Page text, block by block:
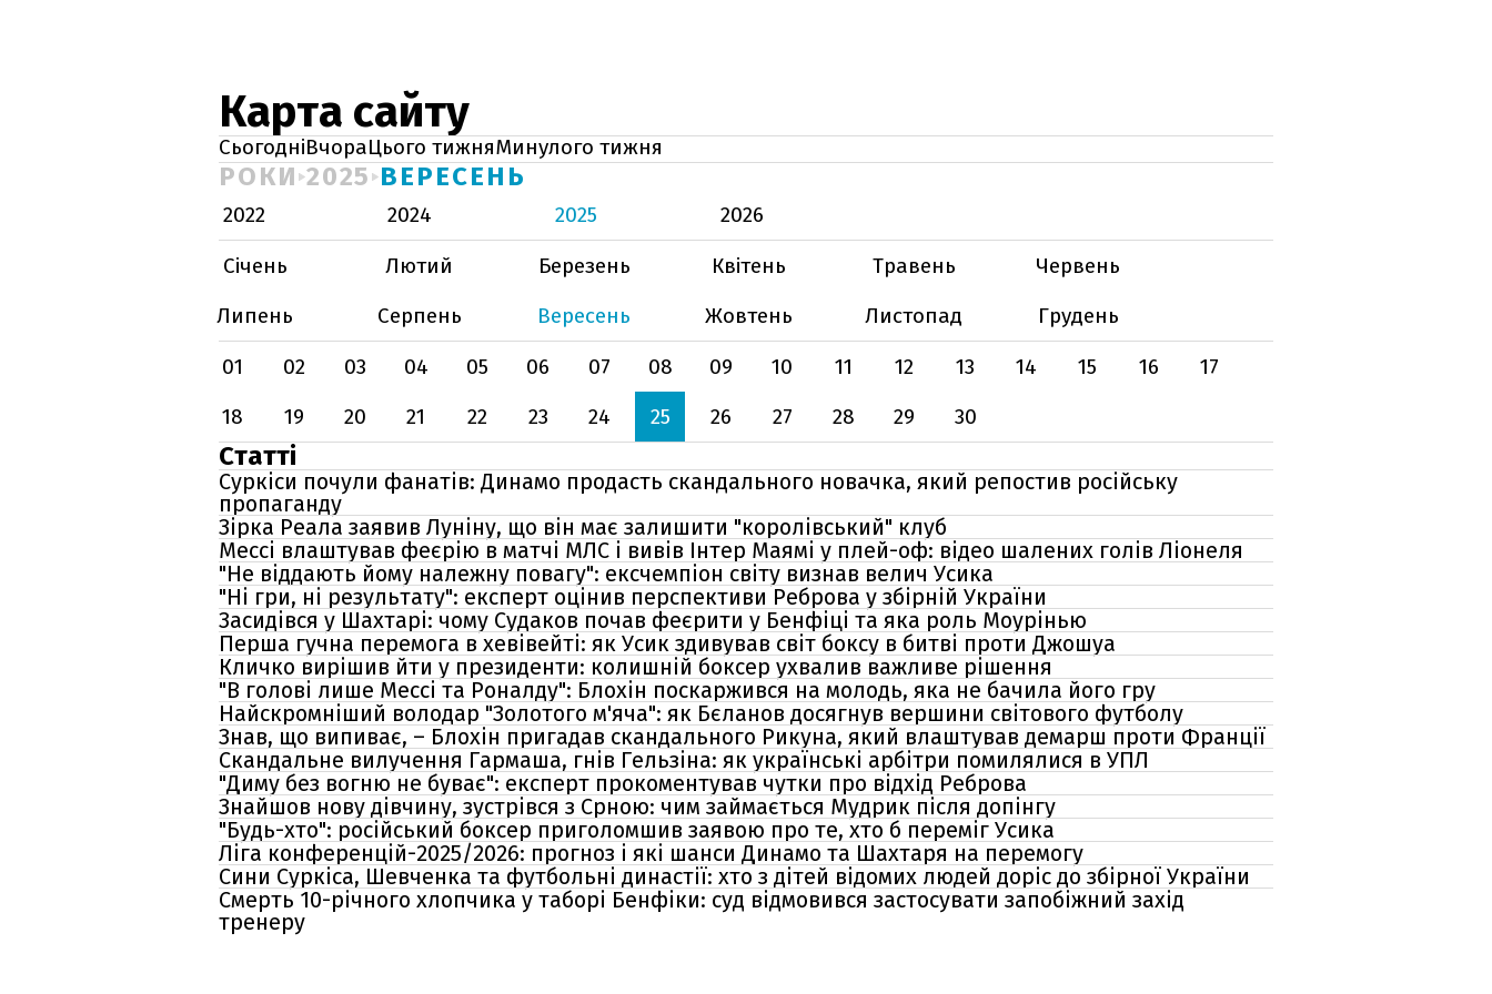
Карта сайту
СьогодніВчораЦього тижняМинулого тижня
РОКИ 2025 ВЕРЕСЕНЬ
2022 2024 2025
2026
Січень
Лютий Березень Квітень Травень
Червень
Липень
Серпень Вересень Жовтень Листопад
Грудень
01
02 03 04 05 06 07 08 09 10 11 12 13 14 15 16
17
18
19 20 21 22 23 24 25 26 27 28 29 30
Статті
Суркіси почули фанатів: Динамо продасть скандального новачка, який репостив російську
пропаганду
Зірка Реала заявив Луніну, що він має залишити "королівський" клуб
Мессі влаштував феєрію в матчі МЛС і вивів Інтер Маямі у плей-оф: відео шалених голів Ліонеля
"Не віддають йому належну повагу": ексчемпіон світу визнав велич Усика
"Ні гри, ні результату": експерт оцінив перспективи Реброва у збірній України
Засидівся у Шахтарі: чому Судаков почав феєрити у Бенфіці та яка роль Моурінью
Перша гучна перемога в хевівейті: як Усик здивував світ боксу в битві проти Джошуа
Кличко вирішив йти у президенти: колишній боксер ухвалив важливе рішення
"В голові лише Мессі та Роналду": Блохін поскаржився на молодь, яка не бачила його гру
Найскромніший володар "Золотого м'яча": як Бєланов досягнув вершини світового футболу
Знав, що випиває, – Блохін пригадав скандального Рикуна, який влаштував демарш проти Франції
Скандальне вилучення Гармаша, гнів Гельзіна: як українські арбітри помилялися в УПЛ
"Диму без вогню не буває": експерт прокоментував чутки про відхід Реброва
Знайшов нову дівчину, зустрівся з Срною: чим займається Мудрик після допінгу
"Будь-хто": російський боксер приголомшив заявою про те, хто б переміг Усика
Ліга конференцій-2025/2026: прогноз і які шанси Динамо та Шахтаря на перемогу
Сини Суркіса, Шевченка та футбольні династії: хто з дітей відомих людей доріс до збірної України
Смерть 10-річного хлопчика у таборі Бенфіки: суд відмовився застосувати запобіжний захід
тренеру